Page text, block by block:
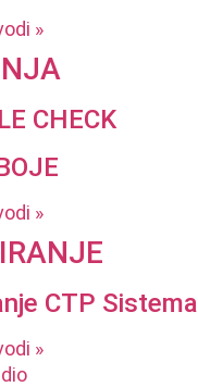
»
CHECK
»
CTP Sistema
»